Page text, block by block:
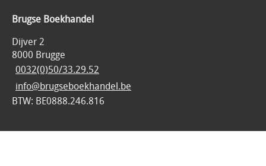
Brugse Boekhandel
Dijver 2
8000 Brugge
0032(0)50/33.29.52
info@brugseboekhandel.be
BTW: BE0888.246.816